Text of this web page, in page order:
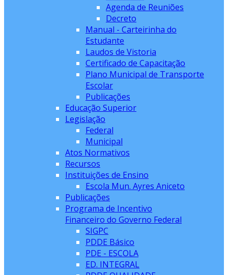
Agenda de Reuniões
Decreto
Manual - Carteirinha do
Estudante
Laudos de Vistoria
Certificado de Capacitação
Plano Municipal de Transporte
Escolar
Publicações
Educação Superior
Legislação
Federal
Municipal
Atos Normativos
Recursos
Instituições de Ensino
Escola Mun. Ayres Aniceto
Publicações
Programa de Incentivo
Financeiro do Governo Federal
SIGPC
PDDE Básico
PDE - ESCOLA
ED. INTEGRAL